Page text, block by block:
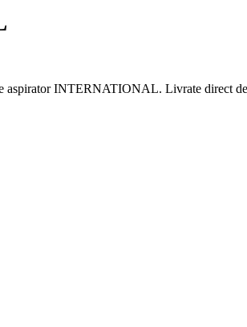
aspirator INTERNATIONAL. Livrate direct